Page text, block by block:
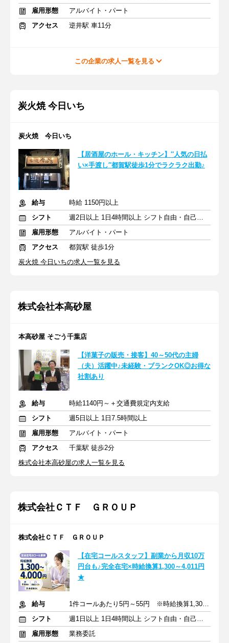
雇用形態
アルバイト・パート
アクセス
逆井駅 車11分
この企業の求人一覧を見る
炭火焼 今日いち
炭火焼 今日いち
【居酒屋のホール・キッチン】″人気の日払
い×手渡し″都賀駅徒歩1分でラクラク出勤♪
給与
時給 1150円以上
シフト
週2日以上 1日4時間以上 シフト自由・自己申告
雇用形態
アルバイト・パート
アクセス
都賀駅 徒歩1分
炭火焼 今日いちの求人一覧を見る
株式会社本高砂屋
本高砂屋 そごう千葉店
【洋菓子の販売・接客】40～50代の主婦
（夫）活躍中♪未経験・ブランクOK◎お得な
社割あり
給与
時給1140円～＋交通費規定内支給
シフト
週5日以上 1日7.5時間以上
雇用形態
アルバイト・パート
アクセス
千葉駅 徒歩2分
株式会社本高砂屋の求人一覧を見る
株式会社ＣＴＦ ＧＲＯＵＰ
株式会社ＣＴＦ ＧＲＯＵＰ
【在宅コールスタッフ】副業から月収10万
円台も♪完全在宅×時給換算1,300～4,011円
★
給与
1件コールあたり5円～55円 ※時給換算1,300円～4,000円
シフト
週1日以上 1日4時間以上 シフト自由・自己申告
雇用形態
業務委託